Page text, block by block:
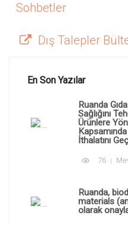
Sohbetler
Dış Talepler
En Son Yazılar
Ruanda
Sağlığını
Ürünlere
İthalatını
76
Ruanda,
materials
olarak